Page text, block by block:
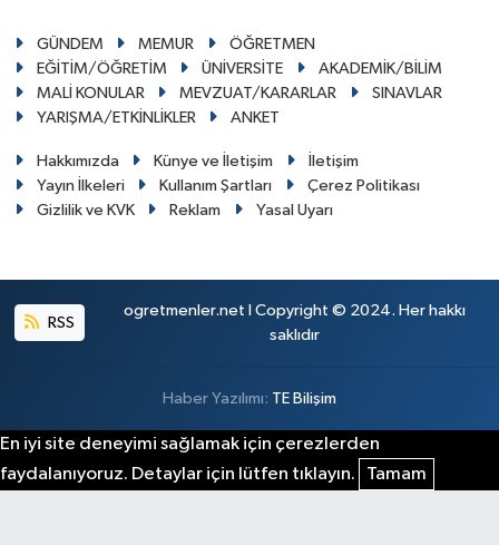
GÜNDEM MEMUR
ÖĞRETMEN
EĞİTİM/ÖĞRETİM
ÜNİVERSİTE
AKADEMİK/BİLİM
MALİ KONULAR
MEVZUAT/KARARLAR
SINAVLAR
YARIŞMA/ETKİNLİKLER
ANKET
Hakkımızda Künye ve İletişim
İletişim
Yayın İlkeleri
Kullanım Şartları
Çerez Politikası
Gizlilik ve KVK
Reklam Yasal Uyarı
RSS
ogretmenler.net I Copyright © 2024. Her hakkı
saklıdır
Haber Yazılımı: TE Bilişim
En iyi site deneyimi sağlamak için çerezlerden
faydalanıyoruz. Detaylar için lütfen tıklayın.
Tamam